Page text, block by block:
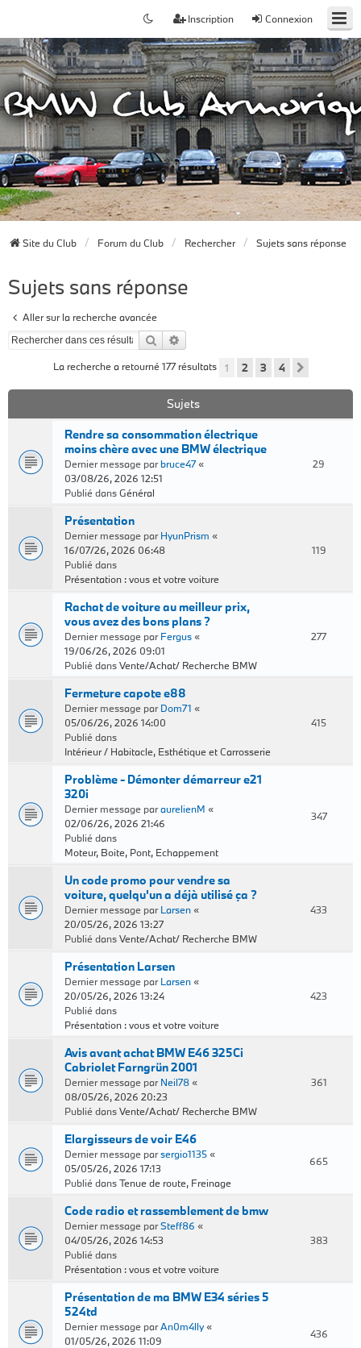
Connexion
Inscription
Site du Club Forum du Club Rechercher Sujets sans réponse
Sujets sans réponse
Aller sur la recherche avancée
Rechercher
La recherche a retourné 177 résultats 1 2 3 4
Sujets
Rendre sa consommation électrique
moins chère avec une BMW électrique
Dernier message parbruce47«
03/08/26, 2026 12:51
Publié dansGénéral
29
Présentation
Dernier message parHyunPrism «
16/07/26, 2026 06:48
Publié dans
Présentation : vous et votre voiture
119
Rachat de voiture au meilleur prix,
vous avez des bons plans ?
Dernier message parFergus«
19/06/26, 2026 09:01
Publié dansVente/Achat/ Recherche BMW
277
Fermeture capote e88
Dernier message parDom71 «
05/06/26, 2026 14:00
Publié dans
Intérieur / Habitacle, Esthétique et Carrosserie
415
Problème - Démonter démarreur e21
320i
Dernier message paraurelienM «
02/06/26, 2026 21:46
Publié dans
Moteur, Boite, Pont, Echappement
347
Un code promo pour vendre sa
voiture, quelqu'un a déjà utilisé ça ?
Dernier message parLarsen«
20/05/26, 2026 13:27
Publié dansVente/Achat/ Recherche BMW
433
Présentation Larsen
Dernier message parLarsen«
20/05/26, 2026 13:24
Publié dans
Présentation : vous et votre voiture
423
Avis avant achat BMW E46 325Ci
Cabriolet Farngrün 2001
Dernier message parNeil78«
08/05/26, 2026 20:23
Publié dansVente/Achat/ Recherche BMW
361
Elargisseurs de voir E46
Dernier message parsergio1135«
05/05/26, 2026 17:13
Publié dansTenue de route, Freinage
665
Code radio et rassemblement de bmw
Dernier message parSteff86 «
04/05/26, 2026 14:53
Publié dans
Présentation : vous et votre voiture
383
Présentation de ma BMW E34 séries 5
524td
Dernier message parAn0m4lly«
01/05/26, 2026 11:09
436